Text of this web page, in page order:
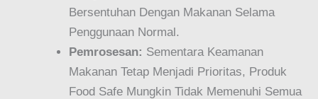
Bersentuhan Dengan Makanan Selama
Penggunaan Normal.
Pemrosesan: Sementara Keamanan
Makanan Tetap Menjadi Prioritas, Produk
Food Safe Mungkin Tidak Memenuhi Semua